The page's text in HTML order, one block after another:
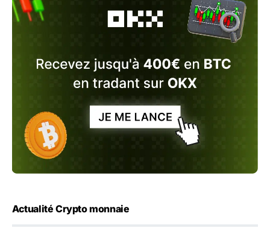
Actualité Crypto monnaie